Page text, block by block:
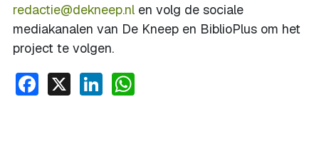
redactie@dekneep.nl en volg de sociale
mediakanalen van De Kneep en BiblioPlus om het
project te volgen.
Facebook
X LinkedIn